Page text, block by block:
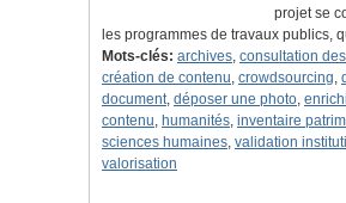
projet se
les programmes de travaux publics,
Mots-clés: archives, consultation
création de contenu, crowdsourcing,
document, déposer une photo,
contenu, humanités, inventaire
sciences humaines, validation
valorisation